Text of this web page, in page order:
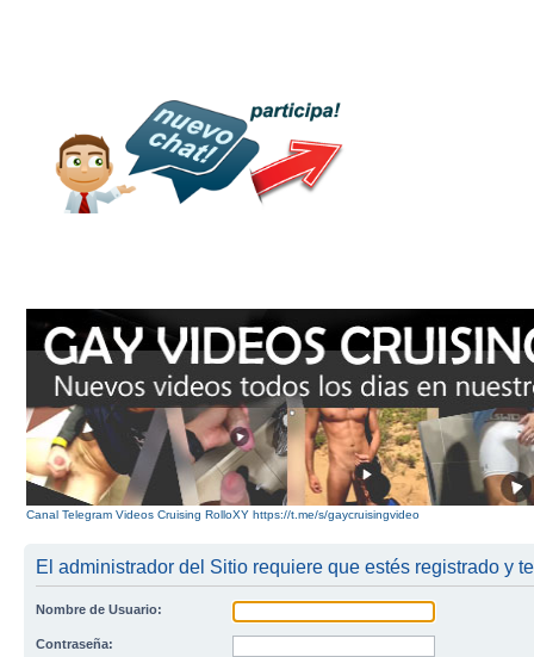
Canal Telegram Videos Cruising RolloXY https://t.me/s/gaycruisingvideo
El administrador del Sitio requiere que estés registrado y
Nombre de Usuario:
Contraseña: